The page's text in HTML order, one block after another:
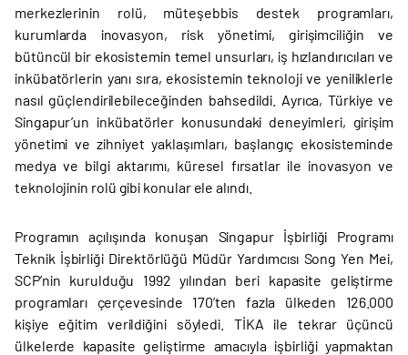
merkezlerinin rolü, müteşebbis destek programları,
kurumlarda inovasyon, risk yönetimi, girişimciliğin ve
bütüncül bir ekosistemin temel unsurları, iş hızlandırıcıları ve
inkübatörlerin yanı sıra, ekosistemin teknoloji ve yeniliklerle
nasıl güçlendirilebileceğinden bahsedildi. Ayrıca, Türkiye ve
Singapur’un inkübatörler konusundaki deneyimleri, girişim
yönetimi ve zihniyet yaklaşımları, başlangıç ekosisteminde
medya ve bilgi aktarımı, küresel fırsatlar ile inovasyon ve
teknolojinin rolü gibi konular ele alındı.
Programın açılışında konuşan Singapur İşbirliği Programı
Teknik İşbirliği Direktörlüğü Müdür Yardımcısı Song Yen Mei,
SCP’nin kurulduğu 1992 yılından beri kapasite geliştirme
programları çerçevesinde 170’ten fazla ülkeden 126.000
kişiye eğitim verildiğini söyledi. TİKA ile tekrar üçüncü
ülkelerde kapasite geliştirme amacıyla işbirliği yapmaktan